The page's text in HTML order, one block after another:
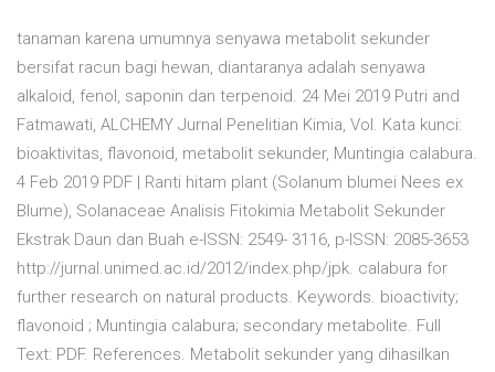
tanaman karena umumnya senyawa metabolit sekunder
bersifat racun bagi hewan, diantaranya adalah senyawa
alkaloid, fenol, saponin dan terpenoid. 24 Mei 2019 Putri and
Fatmawati, ALCHEMY Jurnal Penelitian Kimia, Vol. Kata kunci:
bioaktivitas, flavonoid, metabolit sekunder, Muntingia calabura.
4 Feb 2019 PDF | Ranti hitam plant (Solanum blumei Nees ex
Blume), Solanaceae Analisis Fitokimia Metabolit Sekunder
Ekstrak Daun dan Buah e-ISSN: 2549- 3116, p-ISSN: 2085-3653
http://jurnal.unimed.ac.id/2012/index.php/jpk. calabura for
further research on natural products. Keywords. bioactivity;
flavonoid ; Muntingia calabura; secondary metabolite. Full
Text: PDF. References. Metabolit sekunder yang dihasilkan